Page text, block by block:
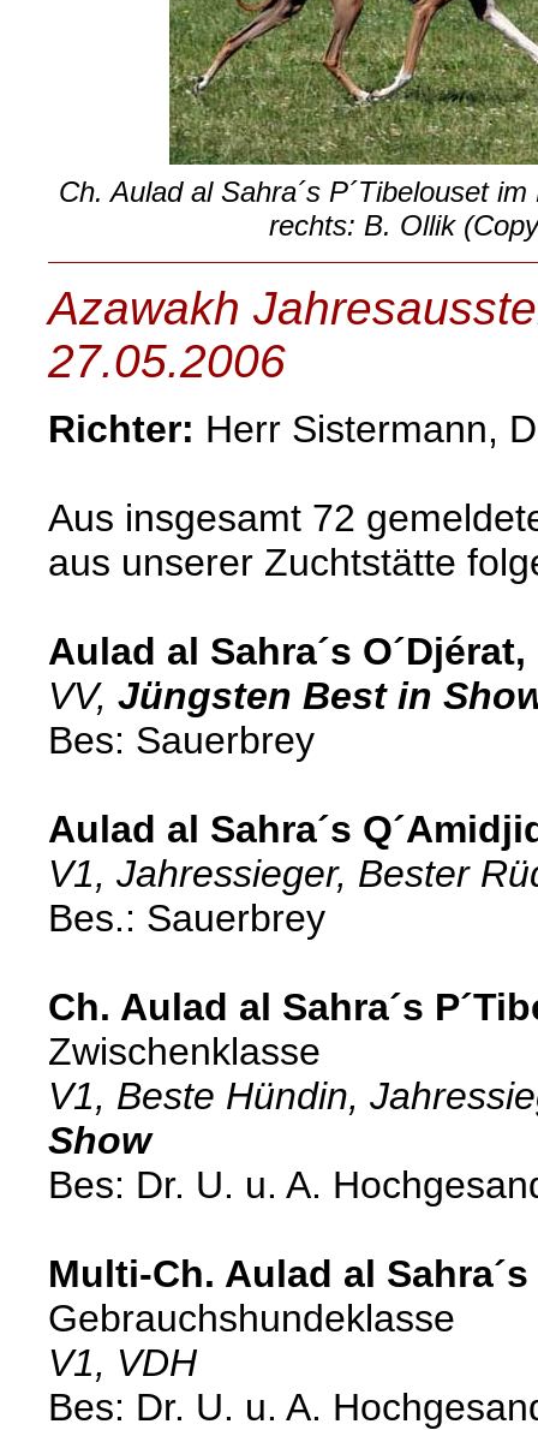
Ch. Aulad al Sahra´s P´Tibelouset
rechts: B. Ollik
Azawakh
27.05.2006
Richter: Herr Sistermann, D
Aus insgesamt 72
aus unserer Zuchtstätte
Aulad al Sahra´s O´Djérat,
VV, Jüngsten Best in
Bes: Sauerbrey
Aulad al Sahra´s
V1, Jahressieger, Bester
Bes.: Sauerbrey
Ch. Aulad al Sahra´s
Zwischenklasse
V1, Beste Hündin,
Show
Bes: Dr. U. u. A.
Multi-Ch. Aulad al Sahra´s
Gebrauchshundeklasse
V1, VDH
Bes: Dr. U. u. A.